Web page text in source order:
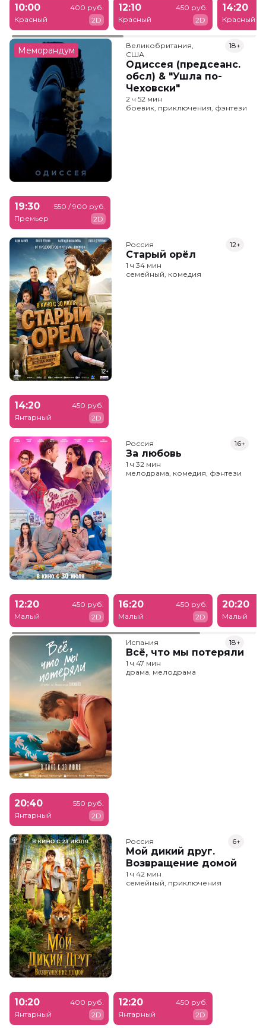
10:00
Красный
400 руб.
2D
12:10
Красный
450 руб.
2D
14:20
Красный
Меморандум
Великобритания,
США
Одиссея (предсеанс.
обсл) & "Ушла по-
Чеховски"
18+
2 ч 52 мин
боевик, приключения, фэнтези
19:30
Премьер
550 / 900 руб.
2D
Россия
Старый орёл
12+
1 ч 34 мин
семейный, комедия
14:20
Янтарный
450 руб.
2D
Россия
За любовь
16+
1 ч 32 мин
мелодрама, комедия, фэнтези
12:20
Малый
450 руб.
2D
16:20
Малый
450 руб.
2D
20:20
Малый
Испания
Всё, что мы потеряли
18+
1 ч 47 мин
драма, мелодрама
20:40
Янтарный
550 руб.
2D
Россия
Мой дикий друг.
Возвращение домой
6+
1 ч 42 мин
семейный, приключения
10:20
Янтарный
400 руб.
2D
12:20
Янтарный
450 руб.
2D